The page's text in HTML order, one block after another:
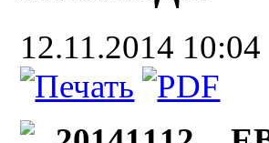
12.11.2014 10:04